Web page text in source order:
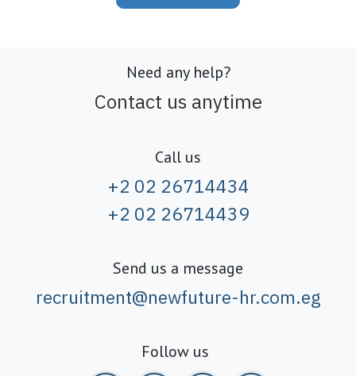
Need any help?
Contact us anytime
Call us
+2 02 26714434
+2 02 26714439
Send us a message
recruitment@newfuture-hr.com.eg
Follow us